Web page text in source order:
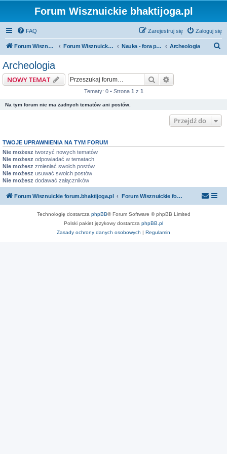
Forum Wisznuickie bhaktijoga.pl
FAQ Zaloguj się
Zarejestruj się
Forum Wisznuickie forum.bhaktijoga.pl Forum Wisznuickie forum.bhaktijoga.pl Nauka - fora publiczne Archeologia
Archeologia
NOWY TEMAT Szukaj
Tematy: 0 • Strona 1 z 1
Na tym forum nie ma żadnych tematów ani postów.
Przejdź do
TWOJE UPRAWNIENIA NA TYM FORUM
Nie możesz tworzyć nowych tematów
Nie możesz odpowiadać w tematach
Nie możesz zmieniać swoich postów
Nie możesz usuwać swoich postów
Nie możesz dodawać załączników
Forum Wisznuickie forum.bhaktijoga.pl Forum Wisznuickie forum.bhaktijoga.pl
Technologię dostarcza phpBB® Forum Software © phpBB Limited
Polski pakiet językowy dostarcza phpBB.pl
Zasady ochrony danych osobowych | Regulamin